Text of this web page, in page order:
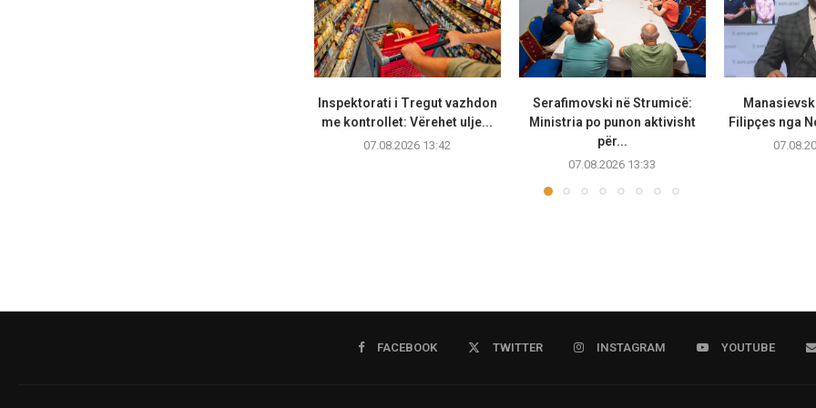
Inspektorati i Tregut vazhdon
me kontrollet: Vërehet ulje...
07.08.2026 13:42
Serafimovski në Strumicë:
Ministria po punon aktivisht
për...
07.08.2026 13:33
Filipçes nga
FACEBOOK TWITTER INSTAGRAM YOUTUBE